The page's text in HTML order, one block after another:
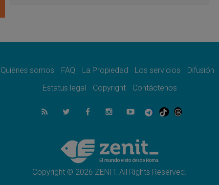
07.08.2026
07.08.2026
el compromiso del cristiano"
La matanza de niños en Gaza no cesa: 300
muertos en 300 días
Tagle: La guerra desfigura el mundo, solo la
revelación de Dios lo transfigura
Quiénes somos FAQ La Propiedad Los servicios
Difusión
Estatus legal
Copyright Contáctenos
Copyright © 2026 ZENIT. All Rights Reserved.